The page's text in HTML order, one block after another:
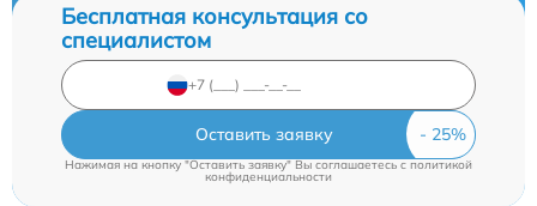
Бесплатная консультация со
специалистом
Оставить заявку
Нажимая на кнопку "Оставить заявку" Вы соглашаетесь cполитикой
конфиденциальности